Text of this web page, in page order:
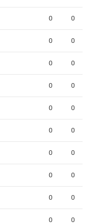
0 0
0 0
0 0
0 0
0 0
0 0
0 0
0 0
0 0
0 0